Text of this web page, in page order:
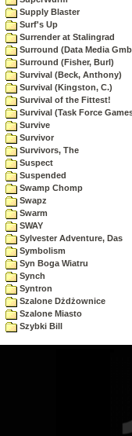
Supply Blaster
Surf's Up
Surrender at Stalingrad
Surround (Data Media
Surround (Fisher, Burl)
Survival (Beck, Anthony)
Survival (Kingston, C.)
Survival of the Fittest!
Survival (Task Force
Survive
Survivor
Survivors, The
Suspect
Suspended
Swamp Chomp
Swapz
Swarm
SWAY
Sylvester Adventure, Das
Symbolism
Syn Boga Wiatru
Synch
Syntron
Szalone Dżdżownice
Szalone Miasto
Szybki Bill